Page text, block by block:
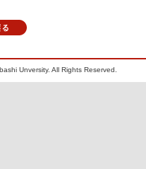
Unversity. All Rights Reserved.